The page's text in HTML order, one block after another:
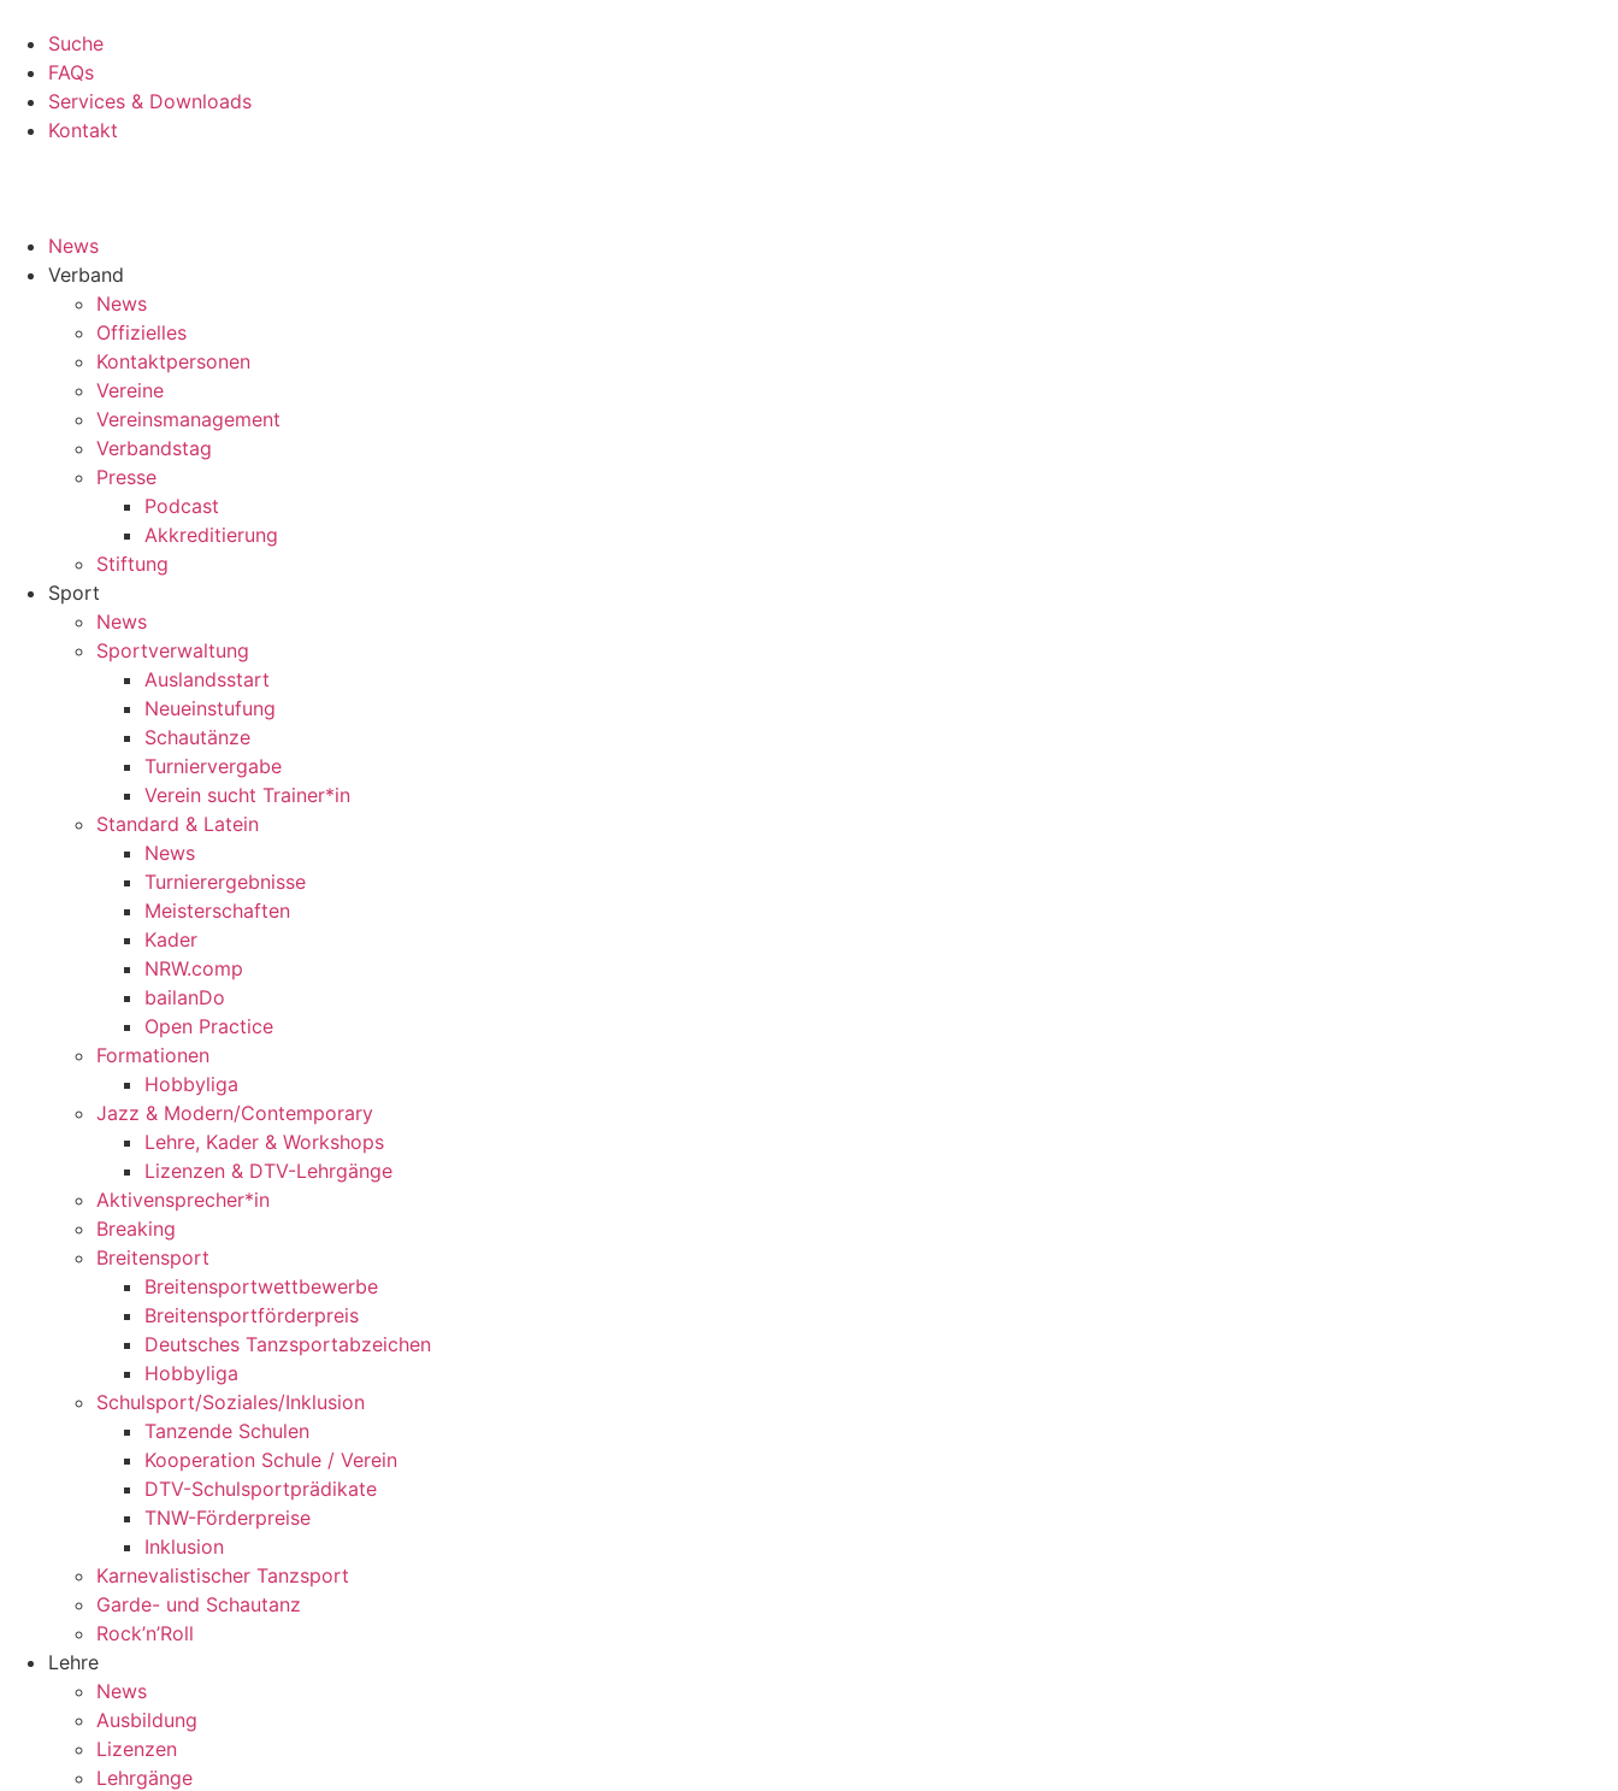
Suche
FAQs
Services & Downloads
Kontakt
News
Verband
News
Offizielles
Kontaktpersonen
Vereine
Vereinsmanagement
Verbandstag
Presse
Podcast
Akkreditierung
Stiftung
Sport
News
Sportverwaltung
Auslandsstart
Neueinstufung
Schautänze
Turniervergabe
Verein sucht Trainer*in
Standard & Latein
News
Turnierergebnisse
Meisterschaften
Kader
NRW.comp
bailanDo
Open Practice
Formationen
Hobbyliga
Jazz & Modern/Contemporary
Lehre, Kader & Workshops
Lizenzen & DTV-Lehrgänge
Aktivensprecher*in
Breaking
Breitensport
Breitensportwettbewerbe
Breitensportförderpreis
Deutsches Tanzsportabzeichen
Hobbyliga
Schulsport/Soziales/Inklusion
Tanzende Schulen
Kooperation Schule / Verein
DTV-Schulsportprädikate
TNW-Förderpreise
Inklusion
Karnevalistischer Tanzsport
Garde- und Schautanz
Rock’n’Roll
Lehre
News
Ausbildung
Lizenzen
Lehrgänge